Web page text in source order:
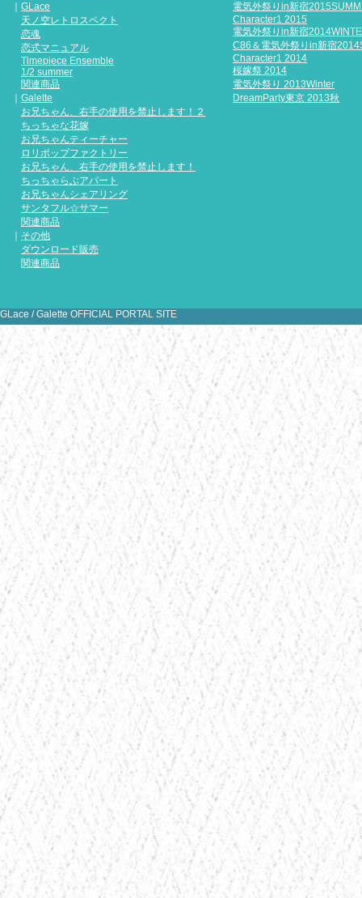
2017.06.24
Galette
GLace
天ノ空レトロスペクト
恋魂
恋式マニュアル
Timepiece Ensemble
1/2 summer
関連商品
Galette
お兄ちゃん、右手の使用を禁止します！２
ちっちゃな花嫁
お兄ちゃんティーチャー
ロリポップファクトリー
お兄ちゃん、右手の使用を禁止します！
ちっちゃらぶアパート
お兄ちゃんシェアリング
サンタフル☆サマー
関連商品
その他
ダウンロード販売
関連商品
電気外祭りin新宿
Character1 2015
電気外祭りin新宿
C86＆電気外祭りin新宿
Character1 2014
桜嫁祭 2014
電気外祭り 2013Winter
DreamParty東京 2013秋
GLace / Galette OFFICIAL PORTAL SITE